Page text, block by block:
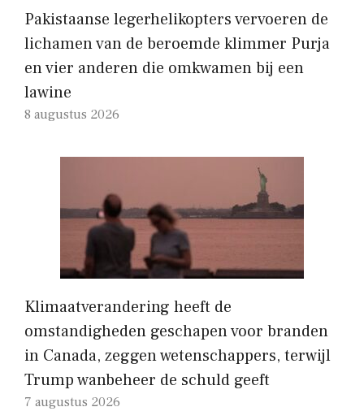
Pakistaanse legerhelikopters vervoeren de
lichamen van de beroemde klimmer Purja
en vier anderen die omkwamen bij een
lawine
8 augustus 2026
Klimaatverandering heeft de
omstandigheden geschapen voor branden
in Canada, zeggen wetenschappers, terwijl
Trump wanbeheer de schuld geeft
7 augustus 2026